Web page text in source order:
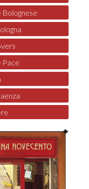
Bolognese
Pace